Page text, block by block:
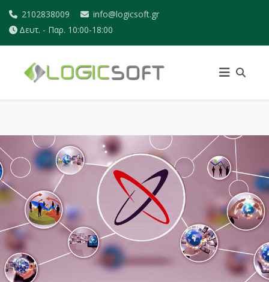
2102838009
info@logicsoft.gr
Δευτ. - Παρ. 10:00-18:00